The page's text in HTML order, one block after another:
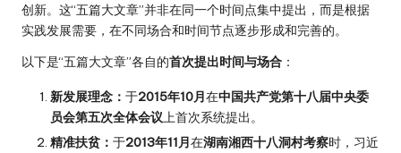
创新。这“五篇大文章”并非在同一个时间点集中提出，而是根据
实践发展需要，在不同场合和时间节点逐步形成和完善的。
以下是“五篇大文章”各自的首次提出时间与场合 ：
新发展理念： 于2015年10月在中国共产党第十八届中央委
员会第五次全体会议上首次系统提出。
精准扶贫： 于2013年11月在湖南湘西十八洞村考察时，习近